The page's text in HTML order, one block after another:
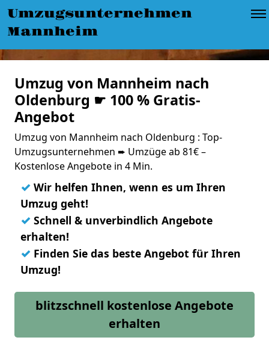
Umzugsunternehmen
Mannheim
Umzug von Mannheim nach
Oldenburg ☛ 100 % Gratis-
Angebot
Umzug von Mannheim nach Oldenburg : Top-
Umzugsunternehmen ➨ Umzüge ab 81€ –
Kostenlose Angebote in 4 Min.
✓ Wir helfen Ihnen, wenn es um Ihren
Umzug geht!
✓ Schnell & unverbindlich Angebote
erhalten!
✓ Finden Sie das beste Angebot für Ihren
Umzug!
blitzschnell kostenlose Angebote
erhalten